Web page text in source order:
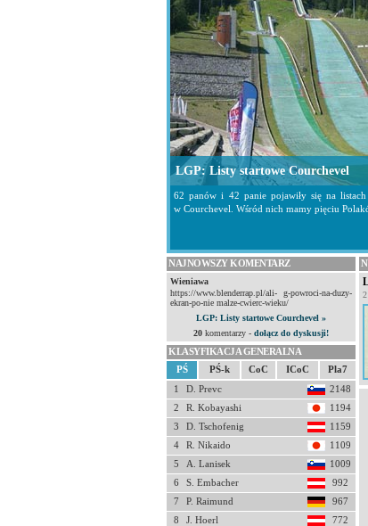
NAJNOWSZY KOMENTARZ
Wieniawa
https://www.blenderrap.pl/ali- g-powroci-na-duzy-
ekran-po-nie malze-cwierc-wieku/
LGP: Listy startowe Courchevel »
20 komentarzy - dołącz do dyskusji!
KLASYFIKACJA GENERALNA
PŚ
PŚ-k CoC ICoC
Pla7
1
D. Prevc
2148
2
R. Kobayashi
1194
3
D. Tschofenig
1159
4
R. Nikaido
1109
5
A. Lanisek
1009
6
S. Embacher
992
7
P. Raimund
967
8
J. Hoerl
772
LGP: Listy startowe Courchevel
62 panów i 42 panie pojawiły się na
w Courchevel. Wśród nich mamy pięciu